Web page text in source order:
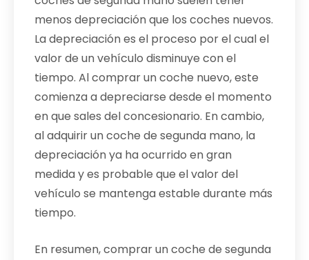
menos depreciación que los coches nuevos.
La depreciación es el proceso por el cual el
valor de un vehículo disminuye con el
tiempo. Al comprar un coche nuevo, este
comienza a depreciarse desde el momento
en que sales del concesionario. En cambio,
al adquirir un coche de segunda mano, la
depreciación ya ha ocurrido en gran
medida y es probable que el valor del
vehículo se mantenga estable durante más
tiempo.
En resumen, comprar un coche de segunda